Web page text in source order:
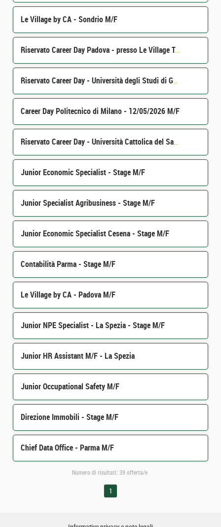
Le Village by CA - Sondrio M/F
Riservato Career Day Padova - presso Le Village Trivento - 13/05/2026 M/F
Riservato Career Day - Università degli Studi di Genova - 19/05/2026 M/F
Career Day Politecnico di Milano - 12/05/2026 M/F
Riservato Career Day - Università Cattolica del Sacro Cuore - Milano - 22/04/2026 M/F
Junior Economic Specialist - Stage M/F
Junior Specialist Agribusiness - Stage M/F
Junior Economic Specialist Cesena - Stage M/F
Contabilità Parma - Stage M/F
Le Village by CA - Padova M/F
Junior NPE Specialist - La Spezia - Stage M/F
Junior HR Assistant M/F - La Spezia
Junior Occupational Safety M/F
Direzione Immobili - Stage M/F
Chief Data Office - Parma M/F
Numero di risultati: 39 offerta/e
1